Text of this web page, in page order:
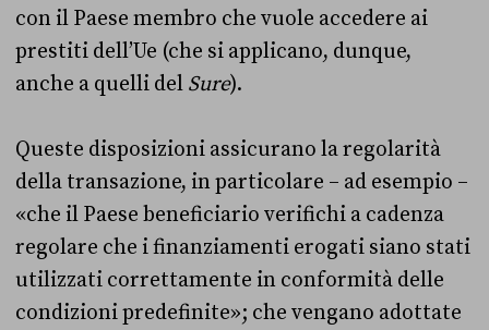
con il Paese membro che vuole accedere ai
prestiti dell’Ue (che si applicano, dunque,
anche a quelli del Sure).
Queste disposizioni assicurano la regolarità
della transazione, in particolare – ad esempio –
«che il Paese beneficiario verifichi a cadenza
regolare che i finanziamenti erogati siano stati
utilizzati correttamente in conformità delle
condizioni predefinite»; che vengano adottate